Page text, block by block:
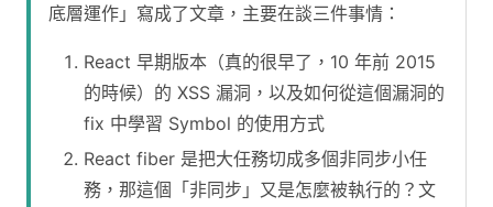
底層運作」寫成了文章，主要在談三件事情：
React 早期版本（真的很早了，10 年前 2015
的時候）的 XSS 漏洞，以及如何從這個漏洞的
fix 中學習 Symbol 的使用方式
React fiber 是把大任務切成多個非同步小任
務，那這個「非同步」又是怎麼被執行的？文